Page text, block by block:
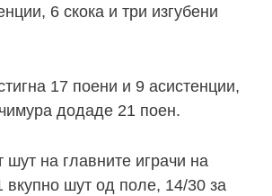
6 скока и три изгубени
17 поени и 9 асистенции,
додаде 21 поен.
шут на главните играчи на
вкупно шут од поле, 14/30 за